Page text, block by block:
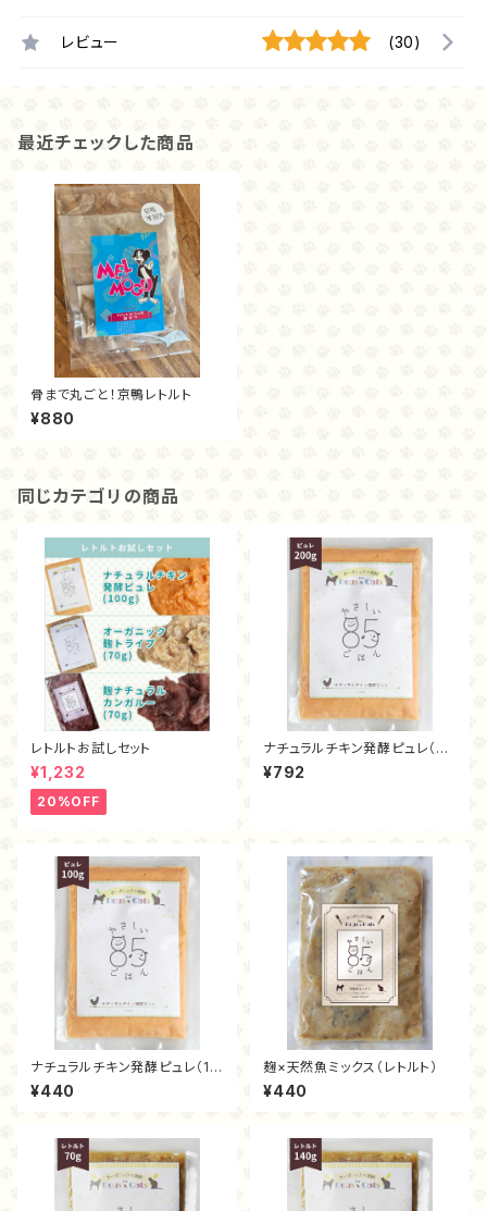
レビュー (30)
最近チェックした商品
骨まで丸ごと！京鴨レトルト
¥880
同じカテゴリの商品
レトルトお試しセット
¥1,232
20%OFF
ナチュラルチキン発酵ピュレ（20
0ｇ）
¥792
ナチュラルチキン発酵ピュレ（10
0ｇ）
¥440
麹×天然魚ミックス（レトルト）
¥440